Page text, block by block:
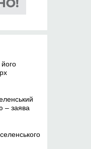
– заява